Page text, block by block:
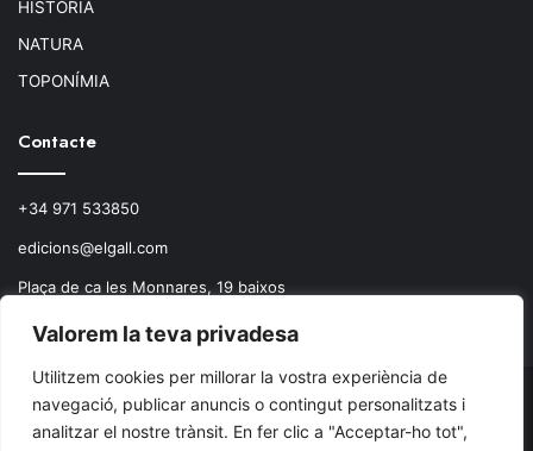
Valorem la teva privadesa
Utilitzem cookies per millorar la vostra experiència de
navegació, publicar anuncis o contingut personalitzats i
analitzar el nostre trànsit. En fer clic a "Acceptar-ho tot",
HISTÒRIA
NATURA
TOPONÍMIA
Contacte
+34 971 533850
edicions@elgall.com
Plaça de ca les Monnares, 19 baixos
© Copyright 2026, Todos los derechos reservados.